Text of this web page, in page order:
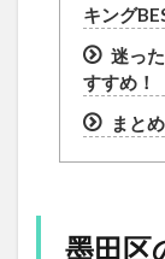
キング
迷っ
すすめ！
まとめ
墨田区